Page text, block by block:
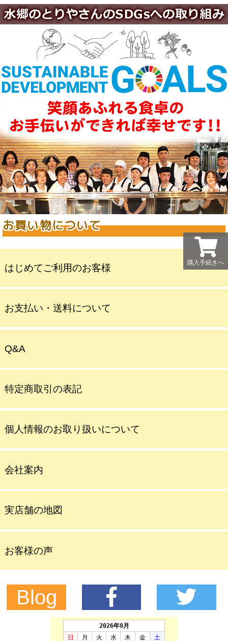
お買い物について
はじめてご利用のお客様
お支払い・送料について
Q&A
特定商取引の表記
個人情報のお取り扱いについて
会社案内
実店舗の地図
お客様の声
Blog
購入手続きへ